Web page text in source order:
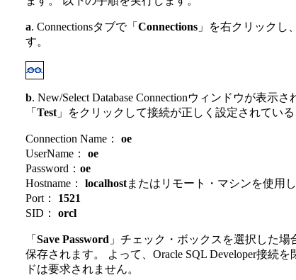
a. Connectionsタブで「 Connections 」を右クリックし
す。
b. New/Select Database Connectionウィンドウが表示
「 Test 」をクリックして接続が正しく設定されている
Connection Name： oe
UserName： oe
Password： oe
Hostname： localhostまたはリモート・マシンを使用
Port： 1521
SID： orcl
「 Save Password 」チェック・ボックスを選択した
保存されます。 よって、Oracle SQL Developer接続
ドは要求されません。